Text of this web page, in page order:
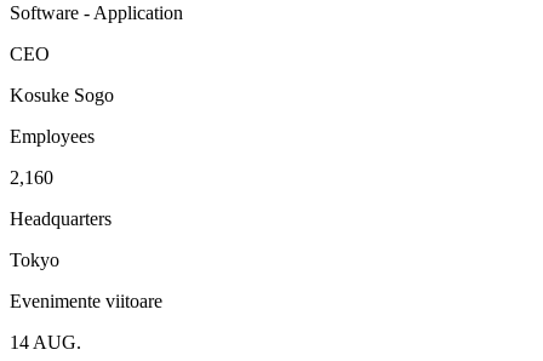
Software - Application
CEO
Kosuke Sogo
Employees
2,160
Headquarters
Tokyo
Evenimente viitoare
14 AUG.